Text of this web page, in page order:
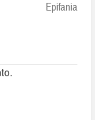
Epifania